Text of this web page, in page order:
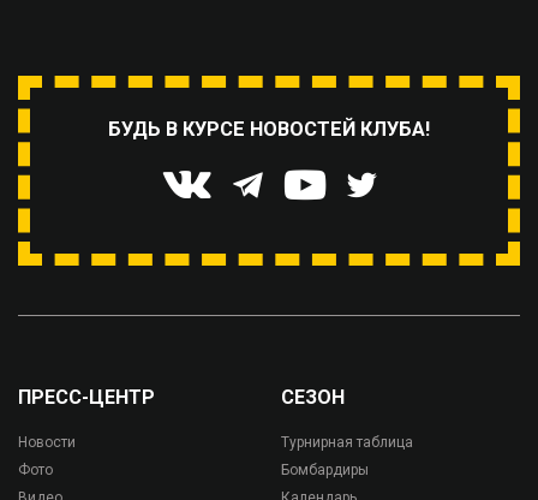
БУДЬ В КУРСЕ НОВОСТЕЙ КЛУБА!
ПРЕСС-ЦЕНТР
Новости
Фото
СЕЗОН
Турнирная таблица
Бомбардиры